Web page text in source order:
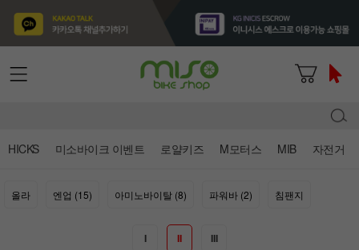
HICKS 미소바이크 이벤트 로얄키즈 M모터스 MIB 자전거
올라 엔업 (15) 아미노바이탈 (8) 파워바 (2) 침팬지
I II III